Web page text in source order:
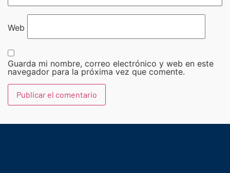
Web
Guarda mi nombre, correo electrónico y web en este
navegador para la próxima vez que comente.